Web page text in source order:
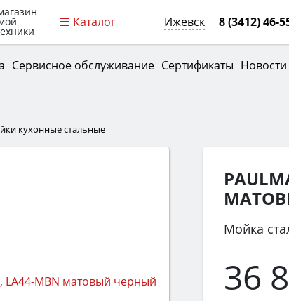
Каталог Ижевск 8 (3412) 46-
Сервисное обслуживание Сертификаты Новости
кухонные стальные
Мойка
36